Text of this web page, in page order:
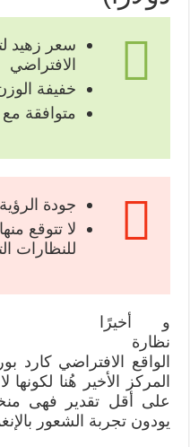
سعر زهيد
الافتراضي
خفيفة
متوافقة مع
جودة
لا تتوقع
للنظارات
و أخيرًا
نظارة
المركز الأخير هُنا
على أقل تقدير فهى
يودون تجربة الشعور